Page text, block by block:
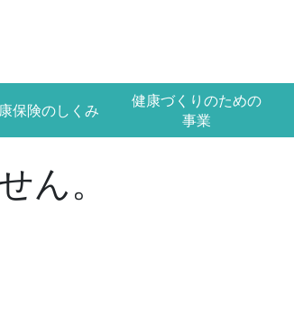
保険のしくみ
健康づくりのための
事業
ん。